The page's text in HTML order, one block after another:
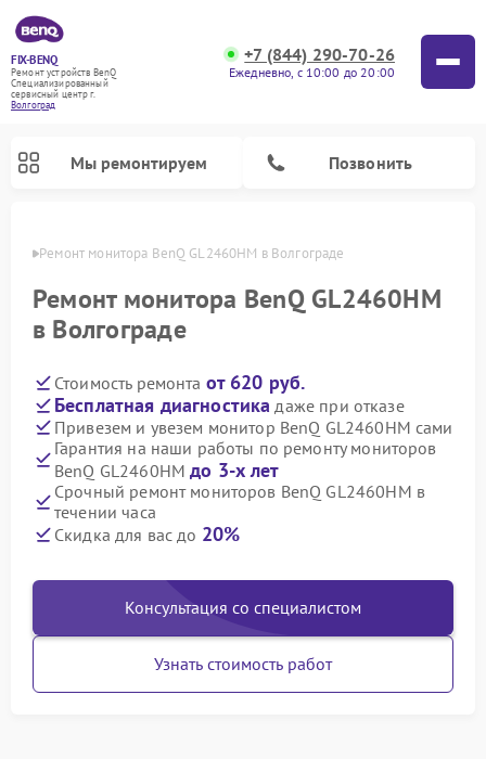
FIX-BENQ
Ремонт устройств BenQ
Специализированный
cервисный центр г.
Волгоград
+7 (844) 290-70-26
Ежедневно, с 10:00 до 20:00
Мы ремонтируем Позвонить
Ремонт монитора BenQ GL2460HM в Волгограде
Ремонт монитора BenQ GL2460HM
в Волгограде
Стоимость ремонта от 620 руб.
Бесплатная диагностика даже при отказе
Привезем и увезем монитор BenQ GL2460HM сами
Гарантия на наши работы по ремонту мониторов
BenQ GL2460HMдо 3-х лет
Срочный ремонт мониторов BenQ GL2460HM в
течении часа
Скидка для вас до 20%
Консультация со специалистом
Узнать стоимость работ